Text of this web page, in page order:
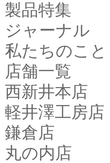
製品特集
ジャーナル
私たちのこと
店舗一覧
西新井本店
軽井澤工房店
鎌倉店
丸の内店